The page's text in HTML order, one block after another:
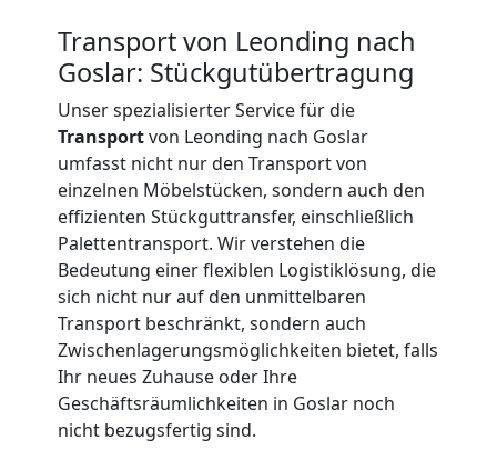
Transport von Leonding nach
Goslar: Stückgutübertragung
Unser spezialisierter Service für die
Transportvon Leonding nach Goslar
umfasst nicht nur den Transport von
einzelnen Möbelstücken, sondern auch den
effizienten Stückguttransfer, einschließlich
Palettentransport. Wir verstehen die
Bedeutung einer flexiblen Logistiklösung, die
sich nicht nur auf den unmittelbaren
Transport beschränkt, sondern auch
Zwischenlagerungsmöglichkeiten bietet, falls
Ihr neues Zuhause oder Ihre
Geschäftsräumlichkeiten in Goslar noch
nicht bezugsfertig sind.
Internationaler
Umzug
Nationaler
Umzug